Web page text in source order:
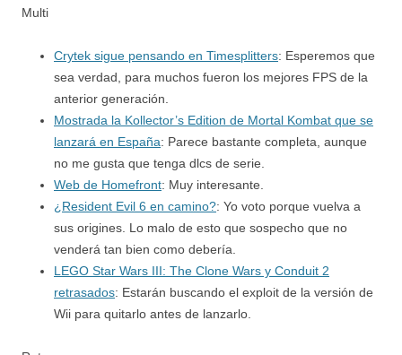
Multi
Crytek sigue pensando en Timesplitters: Esperemos que
sea verdad, para muchos fueron los mejores FPS de la
anterior generación.
Mostrada la Kollector’s Edition de Mortal Kombat que se
lanzará en España: Parece bastante completa, aunque
no me gusta que tenga dlcs de serie.
Web de Homefront: Muy interesante.
¿Resident Evil 6 en camino?: Yo voto porque vuelva a
sus origines. Lo malo de esto que sospecho que no
venderá tan bien como debería.
LEGO Star Wars III: The Clone Wars y Conduit 2
retrasados: Estarán buscando el exploit de la versión de
Wii para quitarlo antes de lanzarlo.